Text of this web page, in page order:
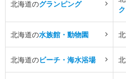
北海道のグランピング
ク
北海道の水族館・動物園
北海道のビーチ・海水浴場